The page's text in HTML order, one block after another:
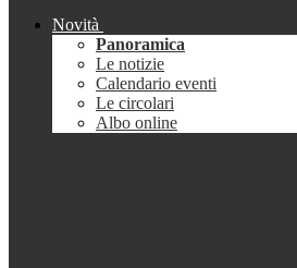
Novità
Panoramica
Le notizie
Calendario eventi
Le circolari
Albo online